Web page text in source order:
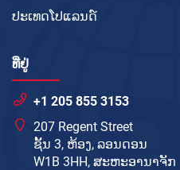
ປະເທດໂປແລນດ໌
ທີ່ຢູ່
+1 205 855 3153
207 Regent Street
ຊັ້ນ 3, ຫ້ອງ, ລອນດອນ
W1B 3HH, ສະຫະອານາຈັກ